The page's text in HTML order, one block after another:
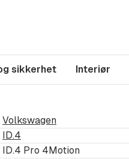
sikkerhet Interiør
Volkswagen
ID.4
ID.4 Pro 4Motion